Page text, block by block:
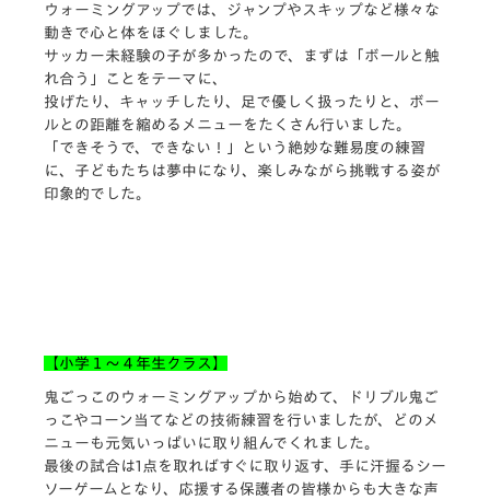
ウォーミングアップでは、ジャンプやスキップなど様々な
動きで心と体をほぐしました。
サッカー未経験の子が多かったので、まずは「ボールと触
れ合う」ことをテーマに、
投げたり、キャッチしたり、足で優しく扱ったりと、ボー
ルとの距離を縮めるメニューをたくさん行いました。
「できそうで、できない！」という絶妙な難易度の練習
に、子どもたちは夢中になり、楽しみながら挑戦する姿が
印象的でした。
【小学１～４年生クラス】
鬼ごっこのウォーミングアップから始めて、ドリブル鬼ご
っこやコーン当てなどの技術練習を行いましたが、どのメ
ニューも元気いっぱいに取り組んでくれました。
最後の試合は1点を取ればすぐに取り返す、手に汗握るシー
ソーゲームとなり、応援する保護者の皆様からも大きな声